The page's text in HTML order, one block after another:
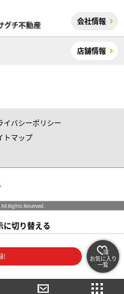
会社情報
店舗情報
イバシーポリシー
トマップ
Rights Reserved.
に切り替える
! お気に入り
一覧